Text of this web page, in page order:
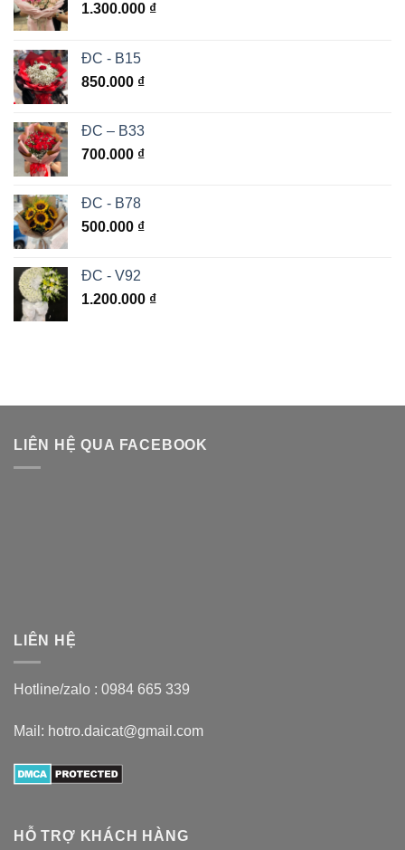
1.300.000 ₫
ĐC - B15
850.000 ₫
ĐC – B33
700.000 ₫
ĐC - B78
500.000 ₫
ĐC - V92
1.200.000 ₫
LIÊN HỆ QUA FACEBOOK
LIÊN HỆ
Hotline/zalo : 0984 665 339
Mail: hotro.daicat@gmail.com
HỖ TRỢ KHÁCH HÀNG